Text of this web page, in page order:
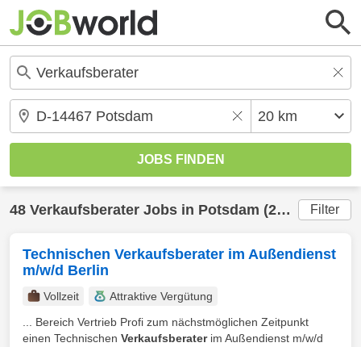
48 Verkaufsberater Jobs in Potsdam (20 km) gefunden Filter
Technischen Verkaufsberater im Außendienst
m/w/d Berlin
Vollzeit
Attraktive Vergütung
... Bereich Vertrieb Profi zum nächstmöglichen Zeitpunkt
einen Technischen Verkaufsberaterim Außendienst m/w/d